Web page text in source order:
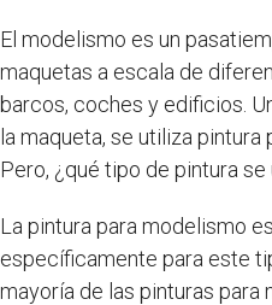
El modelismo es un
maquetas a escala de
barcos, coches y edificios.
la maqueta, se utiliza
Pero, ¿qué tipo de pintura
La pintura para modelismo
específicamente para este
mayoría de las pinturas para